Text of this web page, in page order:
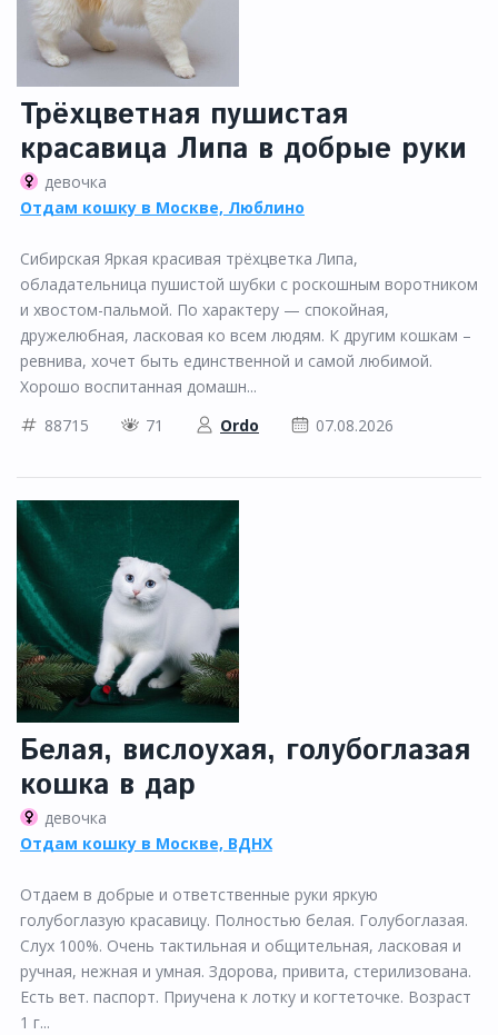
Трёхцветная пушистая
красавица Липа в добрые руки
девочка
Отдам кошку в Москве, Люблино
Сибирская Яркая красивая трёхцветка Липа,
обладательница пушистой шубки с роскошным воротником
и хвостом-пальмой. По характеру — спокойная,
дружелюбная, ласковая ко всем людям. К другим кошкам –
ревнива, хочет быть единственной и самой любимой.
Хорошо воспитанная домашн...
88715
71 Ordo 07.08.2026
Белая, вислоухая, голубоглазая
кошка в дар
девочка
Отдам кошку в Москве, ВДНХ
Отдаем в добрые и ответственные руки яркую
голубоглазую красавицу. Полностью белая. Голубоглазая.
Слух 100%. Очень тактильная и общительная, ласковая и
ручная, нежная и умная. Здорова, привита, стерилизована.
Есть вет. паспорт. Приучена к лотку и когтеточке. Возраст
1 г...